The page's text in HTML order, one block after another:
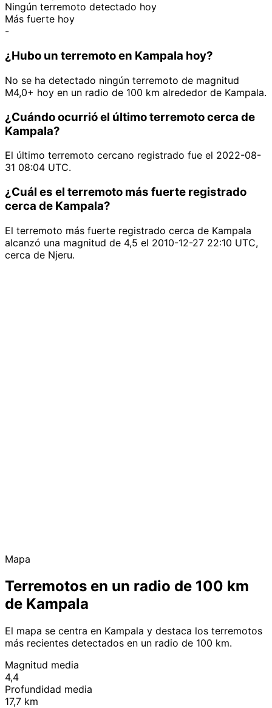
Ningún terremoto detectado hoy
Más fuerte hoy
-
¿Hubo un terremoto en Kampala hoy?
No se ha detectado ningún terremoto de magnitud
M4,0+ hoy en un radio de 100 km alrededor de Kampala.
¿Cuándo ocurrió el último terremoto cerca de
Kampala?
El último terremoto cercano registrado fue el 2022-08-
31 08:04 UTC.
¿Cuál es el terremoto más fuerte registrado
cerca de Kampala?
El terremoto más fuerte registrado cerca de Kampala
alcanzó una magnitud de 4,5 el 2010-12-27 22:10 UTC,
cerca de Njeru.
Mapa
Terremotos en un radio de 100 km
de Kampala
El mapa se centra en Kampala y destaca los terremotos
más recientes detectados en un radio de 100 km.
Magnitud media
4,4
Profundidad media
17,7 km